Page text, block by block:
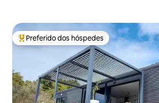
Entre os melhores preferidos dos hóspedes
Preferido dos hóspedes